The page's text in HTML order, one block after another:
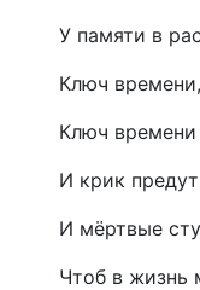
У памяти в
Ключ
Ключ времени
И крик
И мёртвые
Чтоб в жизнь